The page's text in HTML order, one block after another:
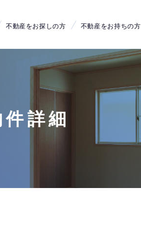
不動産をお探しの方 不動産をお持ちの方
件詳細